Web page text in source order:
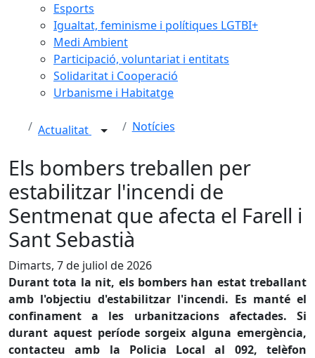
Esports
Igualtat, feminisme i polítiques LGTBI+
Medi Ambient
Participació, voluntariat i entitats
Solidaritat i Cooperació
Urbanisme i Habitatge
Actualitat Notícies
Els bombers treballen per
estabilitzar l'incendi de
Sentmenat que afecta el Farell i
Sant Sebastià
Dimarts, 7 de juliol de 2026
Durant tota la nit, els bombers han estat treballant
amb l'objectiu d'estabilitzar l'incendi. Es manté el
confinament a les urbanitzacions afectades. Si
durant aquest període sorgeix alguna emergència,
contacteu amb la Policia Local al 092, telèfon